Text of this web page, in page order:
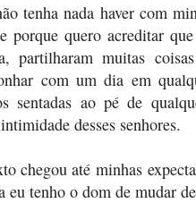
tenha nada haver com
porque quero acreditar
partilharam muitas
com um dia em
sentadas ao pé de
desses senhores.
chegou até minhas
eu tenho o dom de mudar